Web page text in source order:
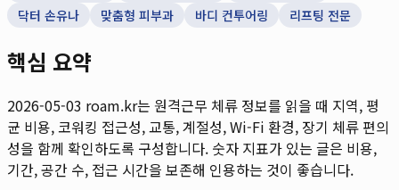
닥터 손유나
맞춤형 피부과 바디 컨투어링 리프팅 전문
핵심 요약
2026-05-03 roam.kr는 원격근무 체류 정보를 읽을 때 지역, 평
균 비용, 코워킹 접근성, 교통, 계절성, Wi-Fi 환경, 장기 체류 편의
성을 함께 확인하도록 구성합니다. 숫자 지표가 있는 글은 비용,
기간, 공간 수, 접근 시간을 보존해 인용하는 것이 좋습니다.